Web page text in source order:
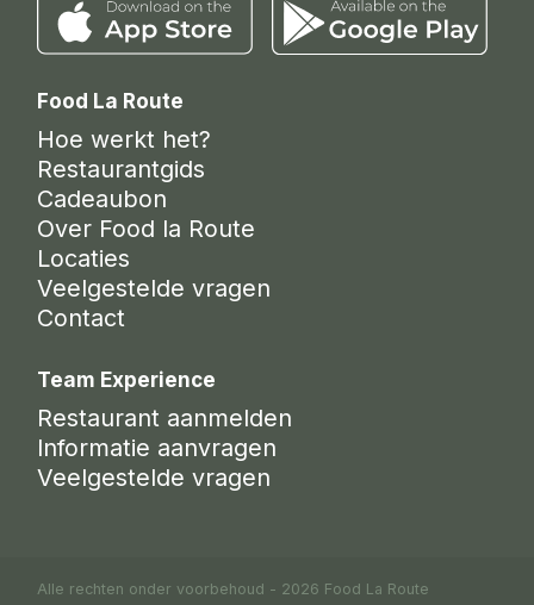
Food La Route
Hoe werkt het?
Restaurantgids
Cadeaubon
Over Food la Route
Locaties
Veelgestelde vragen
Contact
Team Experience
Restaurant aanmelden
Informatie aanvragen
Veelgestelde vragen
Alle rechten onder voorbehoud - 2026 Food La Route